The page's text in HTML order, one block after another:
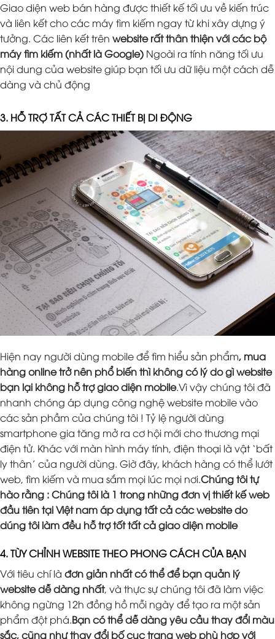
Giao diện web bán hàng được thiết kế tối ưu về kiến trúc
và liên kết cho các máy tìm kiếm ngay từ khi xây dựng ý
tưởng. Các liên kết trên website rất thân thiện với các bộ
máy tìm kiếm (nhất là Google) Ngoài ra tính năng tối ưu
nội dung của website giúp bạn tối ưu dữ liệu một cách dễ
dàng và chủ động
3. HỖ TRỢ TẤT CẢ CÁC THIẾT BỊ DI ĐỘNG
Hiện nay người dùng mobile để tìm hiểu sản phẩm, mua
hàng online trở nên phổ biến thì không có lý do gì website
bạn lại không hỗ trợ giao diện mobile.Vì vậy chúng tôi đã
nhanh chóng áp dụng công nghệ website mobile vào
các sản phầm của chúng tôi ! Tỷ lệ người dùng
smartphone gia tăng mở ra cơ hội mới cho thương mại
điện tử. Khác với màn hình máy tính, điện thoại là vật ‘bất
ly thân’ của người dùng. Giờ đây, khách hàng có thể lướt
web, tìm kiếm và mua sắm mọi lúc mọi nơi.Chúng tôi tự
hào rằng : Chúng tôi là 1 trong những đơn vị thiết kế web
đầu tiên tại Việt nam áp dụng tất cả các website do
dúng tôi làm đều hỗ trợ tốt tất cả giao diện mobile
4. TÙY CHỈNH WEBSITE THEO PHONG CÁCH CỦA BẠN
Với tiêu chí là đơn giản nhất có thể để bạn quản lý
website dễ dàng nhất, và thực sự chúng tôi đã làm việc
không ngừng 12h đồng hồ mỗi ngày để tạo ra một sản
phẩm đột phá.Bạn có thể dễ dàng yêu cầu thay đổi màu
sắc, cũng như thay đổi bố cục trang web phù hợp với